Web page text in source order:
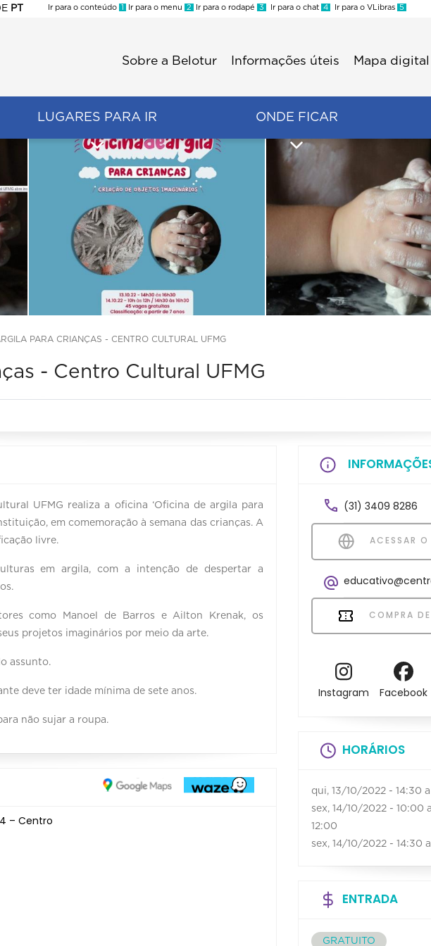
PT
Ir para o conteúdo 1 Ir para o menu 2 Ir para o rodapé 3 Ir para o chat 4 Ir para o VLibras 5
Sobre a Belotur Informações úteis Mapa digital
LUGARES PARA IR ONDE FICAR
PARA CRIANÇAS - CENTRO CULTURAL UFMG
- Centro Cultural UFMG
UFMG realiza a oficina ‘Oficina de argila para
em comemoração à semana das crianças. A
livre.
em argila, com a intenção de despertar a
como Manoel de Barros e Ailton Krenak, os
projetos imaginários por meio da arte.
assunto.
deve ter idade mínima de sete anos.
não sujar a roupa.
– Centro
(31) 3409 8286
ACESSAR O
COMPRA
Instagram Facebook
HORÁRIOS
qui, 13/10/2022 - 14:30 a
sex, 14/10/2022 - 10:00 a
12:00
sex, 14/10/2022 - 14:30 a
ENTRADA
GRATUITO